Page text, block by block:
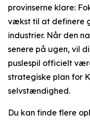
provinserne klare:
vækst til at definere
industrier. Når den
senere på ugen, vil
puslespil officielt
strategiske plan for
selvstændighed.
Du kan finde flere